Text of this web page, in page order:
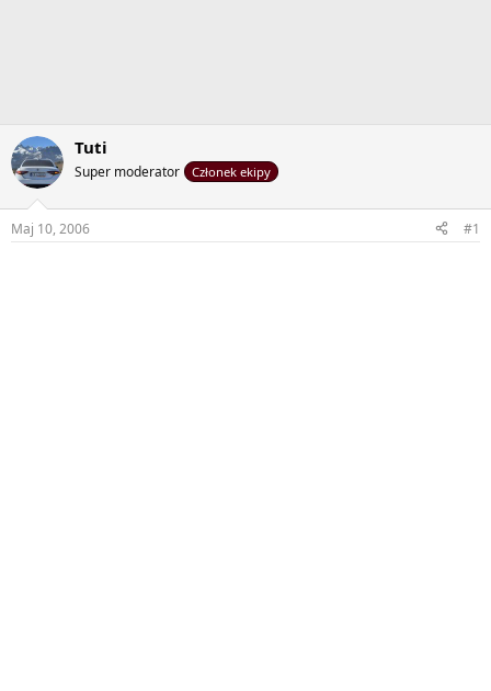
Tuti
Super moderator Członek ekipy
Maj 10, 2006 #1